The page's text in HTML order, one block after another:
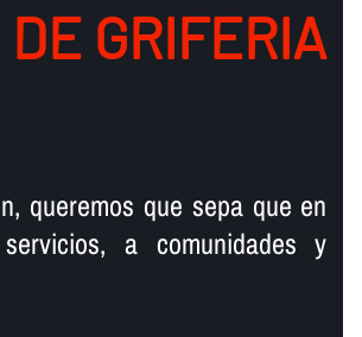
GRIFERIA
queremos que sepa que en
a comunidades y